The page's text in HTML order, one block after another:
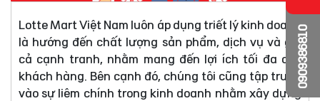
Lotte Mart Việt Nam luôn áp dụng triết lý kinh doanh
là hướng đến chất lượng sản phẩm, dịch vụ và giá
cả cạnh tranh, nhằm mang đến lợi ích tối đa cho
khách hàng. Bên cạnh đó, chúng tôi cũng tập trung
vào sự liêm chính trong kinh doanh nhằm xây dựng
0909386810